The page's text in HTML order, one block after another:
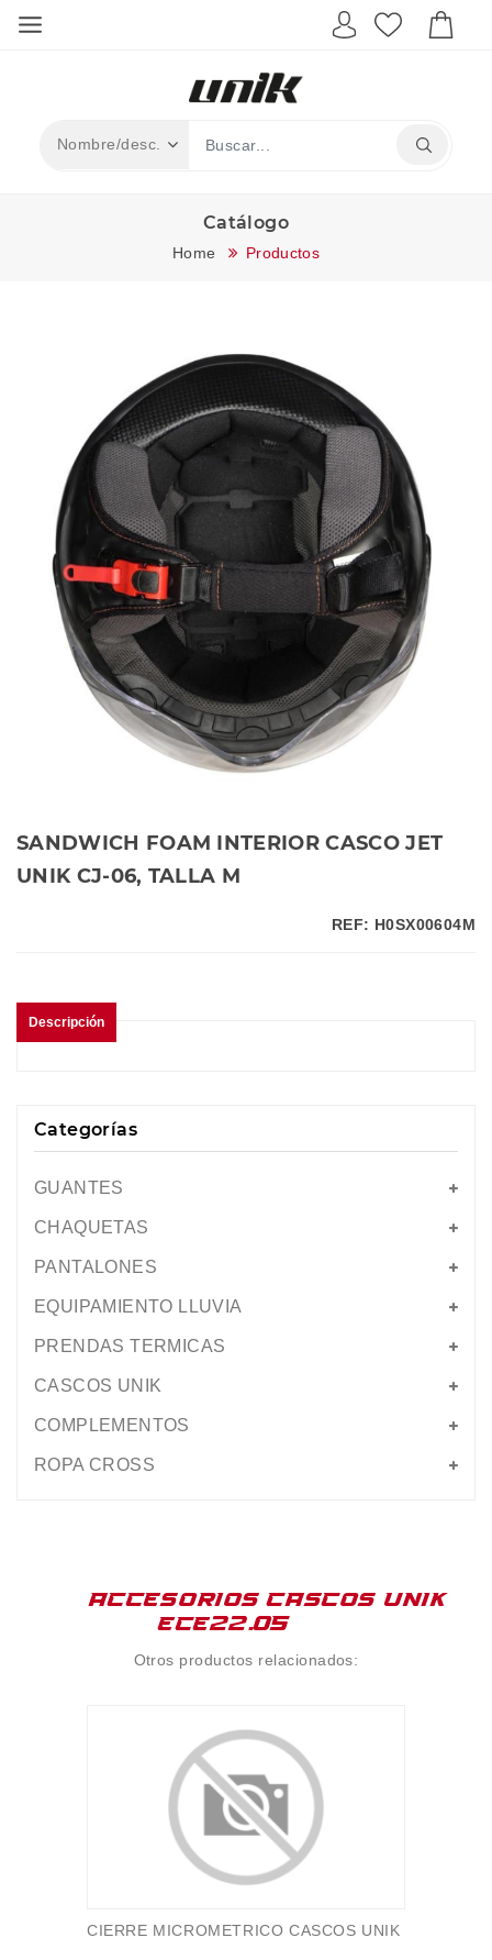
Catálogo
Home Productos
SANDWICH FOAM INTERIOR CASCO JET
UNIK CJ-06, TALLA M
REF: H0SX00604M
Descripción
Categorías
GUANTES
CHAQUETAS
PANTALONES
EQUIPAMIENTO LLUVIA
PRENDAS TERMICAS
CASCOS UNIK
COMPLEMENTOS
ROPA CROSS
ACCESORIOS CASCOS UNIK
ECE22.05
Otros productos relacionados:
CIERRE MICROMETRICO CASCOS UNIK